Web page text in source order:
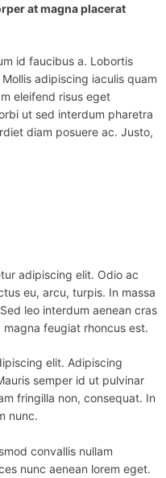
at magna placerat
id faucibus a. Lobortis
adipiscing iaculis quam
eleifend risus eget
ut sed interdum pharetra
diam posuere ac. Justo,
adipiscing elit. Odio ac
eu, arcu, turpis. In massa
leo interdum aenean cras
feugiat rhoncus est.
elit. Adipiscing
semper id ut pulvinar
fringilla non, consequat. In
nunc.
convallis nullam
nunc aenean lorem eget.